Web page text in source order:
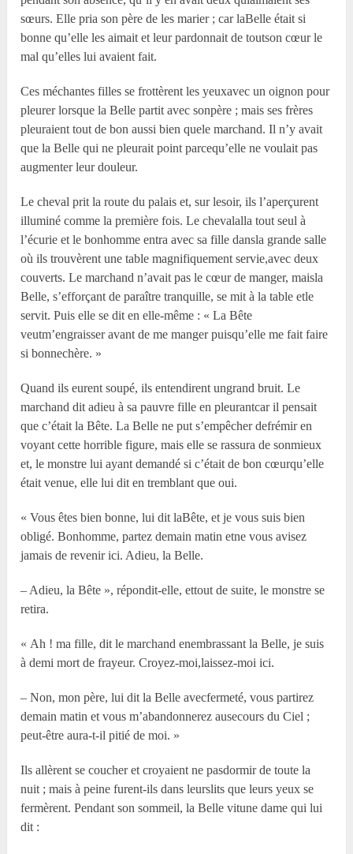
sœurs. Elle pria son père de les marier ; car laBelle était si
bonne qu’elle les aimait et leur pardonnait de toutson cœur le
mal qu’elles lui avaient fait.
Ces méchantes filles se frottèrent les yeuxavec un oignon pour
pleurer lorsque la Belle partit avec sonpère ; mais ses frères
pleuraient tout de bon aussi bien quele marchand. Il n’y avait
que la Belle qui ne pleurait point parcequ’elle ne voulait pas
augmenter leur douleur.
Le cheval prit la route du palais et, sur lesoir, ils l’aperçurent
illuminé comme la première fois. Le chevalalla tout seul à
l’écurie et le bonhomme entra avec sa fille dansla grande salle
où ils trouvèrent une table magnifiquement servie,avec deux
couverts. Le marchand n’avait pas le cœur de manger, maisla
Belle, s’efforçant de paraître tranquille, se mit à la table etle
servit. Puis elle se dit en elle-même : « La Bête
veutm’engraisser avant de me manger puisqu’elle me fait faire
si bonnechère. »
Quand ils eurent soupé, ils entendirent ungrand bruit. Le
marchand dit adieu à sa pauvre fille en pleurantcar il pensait
que c’était la Bête. La Belle ne put s’empêcher defrémir en
voyant cette horrible figure, mais elle se rassura de sonmieux
et, le monstre lui ayant demandé si c’était de bon cœurqu’elle
était venue, elle lui dit en tremblant que oui.
« Vous êtes bien bonne, lui dit laBête, et je vous suis bien
obligé. Bonhomme, partez demain matin etne vous avisez
jamais de revenir ici. Adieu, la Belle.
– Adieu, la Bête », répondit-elle, ettout de suite, le monstre se
retira.
« Ah ! ma fille, dit le marchand enembrassant la Belle, je suis
à demi mort de frayeur. Croyez-moi,laissez-moi ici.
– Non, mon père, lui dit la Belle avecfermeté, vous partirez
demain matin et vous m’abandonnerez ausecours du Ciel ;
peut-être aura-t-il pitié de moi. »
Ils allèrent se coucher et croyaient ne pasdormir de toute la
nuit ; mais à peine furent-ils dans leurslits que leurs yeux se
fermèrent. Pendant son sommeil, la Belle vitune dame qui lui
dit :